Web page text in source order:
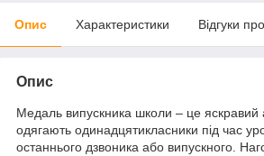
Опис Характеристики Відгуки
Опис
Медаль випускника школи – це яскравий
одягають одинадцятикласники під час
останнього дзвоника або випускного.